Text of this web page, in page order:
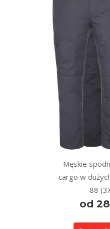
Męskie
cargo w
88
od